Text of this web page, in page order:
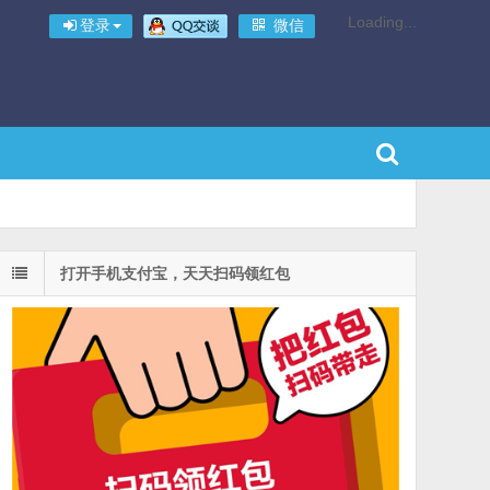
登录 微信 Loading...
打开手机支付宝，天天扫码领红包